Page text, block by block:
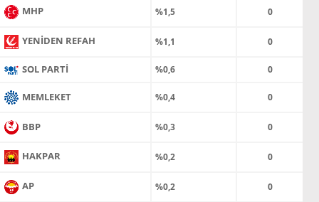
MHP %1,5 0
YENİDEN REFAH %1,1 0
SOL PARTİ %0,6 0
MEMLEKET %0,4 0
BBP %0,3 0
HAKPAR %0,2 0
AP %0,2 0